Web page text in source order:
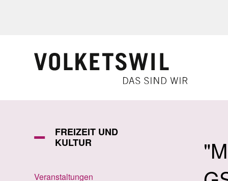
FREIZEIT UND
KULTUR
Veranstaltungen